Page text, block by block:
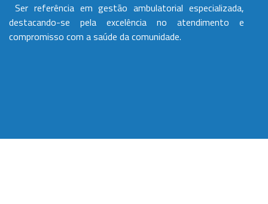
Ser referência em gestão ambulatorial especializada,
destacando-se pela excelência no atendimento e
compromisso com a saúde da comunidade.